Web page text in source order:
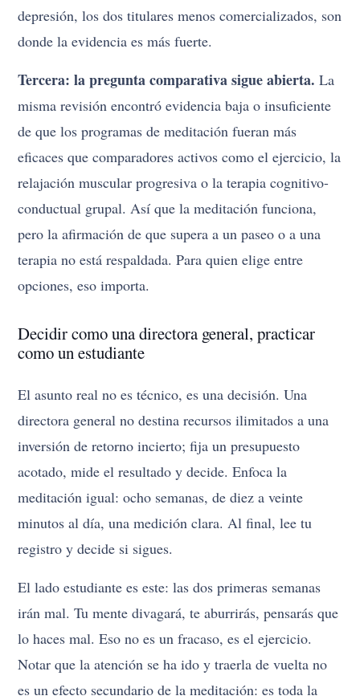
depresión, los dos titulares menos comercializados, son
donde la evidencia es más fuerte.
Tercera: la pregunta comparativa sigue abierta. La
misma revisión encontró evidencia baja o insuficiente
de que los programas de meditación fueran más
eficaces que comparadores activos como el ejercicio, la
relajación muscular progresiva o la terapia cognitivo-
conductual grupal. Así que la meditación funciona,
pero la afirmación de que supera a un paseo o a una
terapia no está respaldada. Para quien elige entre
opciones, eso importa.
Decidir como una directora general, practicar
como un estudiante
El asunto real no es técnico, es una decisión. Una
directora general no destina recursos ilimitados a una
inversión de retorno incierto; fija un presupuesto
acotado, mide el resultado y decide. Enfoca la
meditación igual: ocho semanas, de diez a veinte
minutos al día, una medición clara. Al final, lee tu
registro y decide si sigues.
El lado estudiante es este: las dos primeras semanas
irán mal. Tu mente divagará, te aburrirás, pensarás que
lo haces mal. Eso no es un fracaso, es el ejercicio.
Notar que la atención se ha ido y traerla de vuelta no
es un efecto secundario de la meditación: es toda la